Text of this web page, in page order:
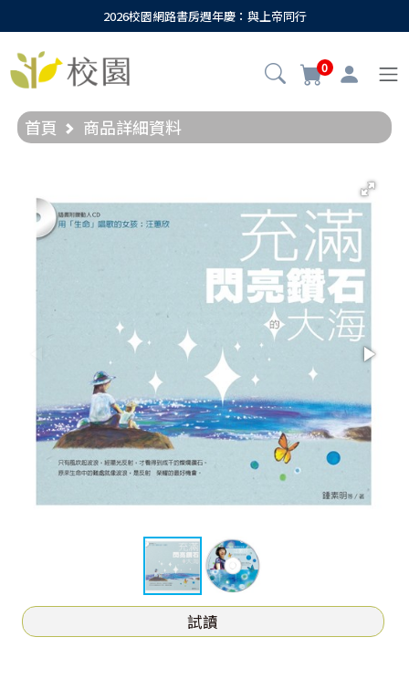
2026校園網路書房週年慶：與上帝同行
0
首頁 商品詳細資料
試讀